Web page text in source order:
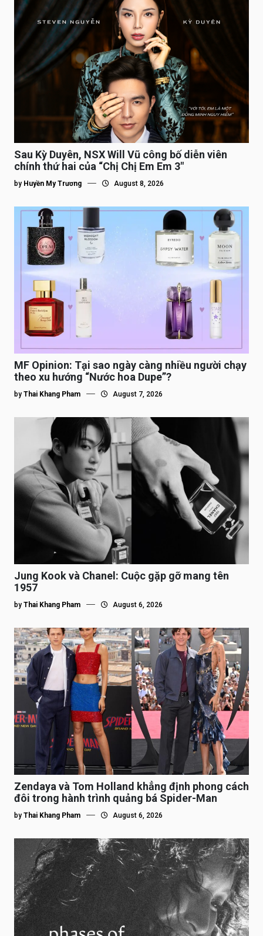
Sau Kỳ Duyên, NSX Will Vũ công bố diễn viên
chính thứ hai của “Chị Chị Em Em 3″
by Huyền My Trương August 8, 2026
MF Opinion: Tại sao ngày càng nhiều người chạy
theo xu hướng “Nước hoa Dupe”?
by Thai Khang Pham August 7, 2026
Jung Kook và Chanel: Cuộc gặp gỡ mang tên
1957
by Thai Khang Pham August 6, 2026
Zendaya và Tom Holland khẳng định phong cách
đôi trong hành trình quảng bá Spider-Man
by Thai Khang Pham August 6, 2026